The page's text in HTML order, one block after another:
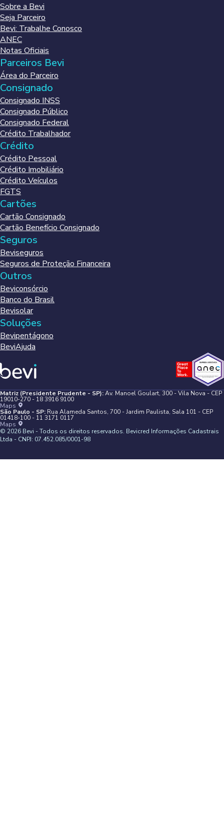
Sobre a Bevi
Seja Parceiro
Bevi: Trabalhe Conosco
ANEC
Notas Oficiais
Parceiros Bevi
Área do Parceiro
Consignado
Consignado INSS
Consignado Público
Consignado Federal
Crédito Trabalhador
Crédito
Crédito Pessoal
Crédito Imobiliário
Crédito Veículos
FGTS
Cartões
Cartão Consignado
Cartão Benefício Consignado
Seguros
Beviseguros
Seguros de Proteção Financeira
Outros
Beviconsórcio
Banco do Brasil
Bevisolar
Soluções
Bevipentágono
BeviAjuda
Matriz (Presidente Prudente - SP):Av. Manoel Goulart, 300 - Vila Nova - CEP
19010-270 - 18 3916 9100
Maps
São Paulo - SP: Rua Alameda Santos, 700 - Jardim Paulista, Sala 101 - CEP
01418-100 - 11 3171 0117
Maps
© 2026 Bevi - Todos os direitos reservados. Bevicred Informações Cadastrais
Ltda - CNPJ: 07.452.085/0001-98